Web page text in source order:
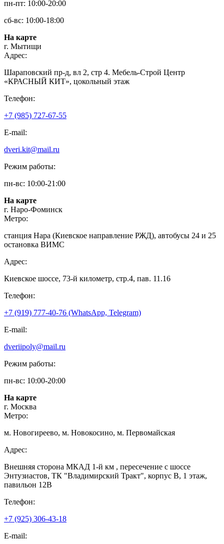
пн-пт: 10:00-20:00
сб-вс: 10:00-18:00
На карте
г. Мытищи
Адрес:
Шараповский пр-д, вл 2, стр 4. Мебель-Строй Центр
«КРАСНЫЙ КИТ», цокольный этаж
Телефон:
+7 (985) 727-67-55
E-mail:
dveri.kit@mail.ru
Режим работы:
пн-вс: 10:00-21:00
На карте
г. Наро-Фоминск
Метро:
станция Нара (Киевское направление РЖД), автобусы 24 и 25
остановка ВИМС
Адрес:
Киевское шоссе, 73-й километр, стр.4, пав. 11.16
Телефон:
+7 (919) 777-40-76 (WhatsApp, Telegram)
E-mail:
dveriipoly@mail.ru
Режим работы:
пн-вс: 10:00-20:00
На карте
г. Москва
Метро:
м. Новогиреево, м. Новокосино, м. Первомайская
Адрес:
Внешняя сторона МКАД 1-й км , пересечение с шоссе
Энтузиастов, ТК "Владимирский Тракт", корпус В, 1 этаж,
павильон 12В
Телефон:
+7 (925) 306-43-18
E-mail: